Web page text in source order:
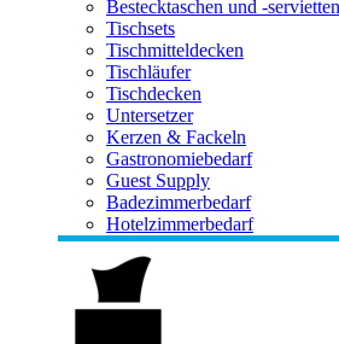
Bestecktaschen und -servietten
Tischsets
Tischmitteldecken
Tischläufer
Tischdecken
Untersetzer
Kerzen & Fackeln
Gastronomiebedarf
Guest Supply
Badezimmerbedarf
Hotelzimmerbedarf